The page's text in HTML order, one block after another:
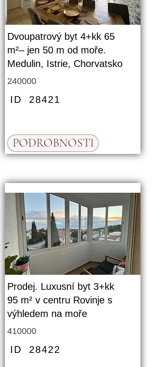
Dvoupatrový byt 4+kk 65
m²– jen 50 m od moře.
Medulin, Istrie, Chorvatsko
240000
ID 28421
PODROBNOSTI
Prodej. Luxusní byt 3+kk
95 m² v centru Rovinje s
výhledem na moře
410000
ID 28422